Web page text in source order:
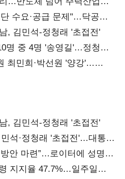
수요·공급 문제"…닥공
, 김민석-정청래 '초접전'
명 중 4명 '송영길'…정청래
최민희·박선원 '양강'…
, 김민석-정청래 '초접전'
석·정청래 '초접전'…대통령
안 마련”…로이터에 성명
지지율 47.7%…일주일